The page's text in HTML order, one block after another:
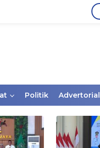
Politik Advertorial